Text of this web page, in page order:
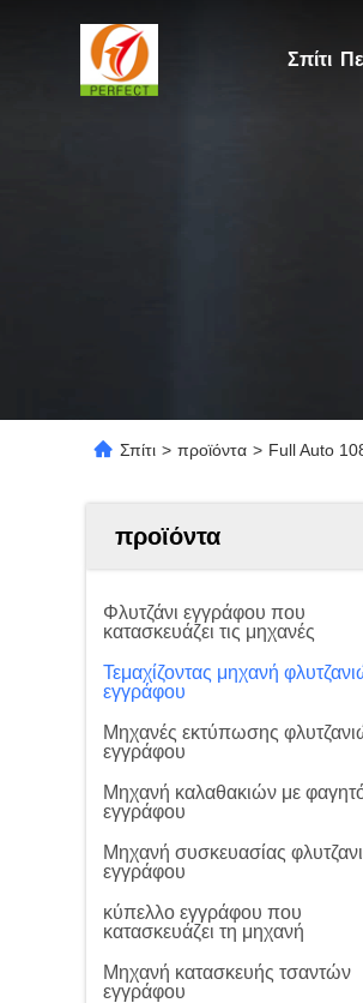
Σπίτι
Σπίτι > προϊόντα > Full Auto
προϊόντα
Φλυτζάνι εγγράφου που
κατασκευάζει τις μηχανές
Τεμαχίζοντας μηχανή
εγγράφου
Μηχανές εκτύπωσης
εγγράφου
Μηχανή καλαθακιών με
εγγράφου
Μηχανή συσκευασίας
εγγράφου
κύπελλο εγγράφου που
κατασκευάζει τη μηχανή
Μηχανή κατασκευής τσαντών
εγγράφου